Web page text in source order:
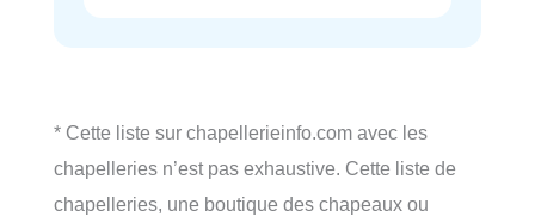
* Cette liste sur chapellerieinfo.com avec les
chapelleries n’est pas exhaustive. Cette liste de
chapelleries, une boutique des chapeaux ou